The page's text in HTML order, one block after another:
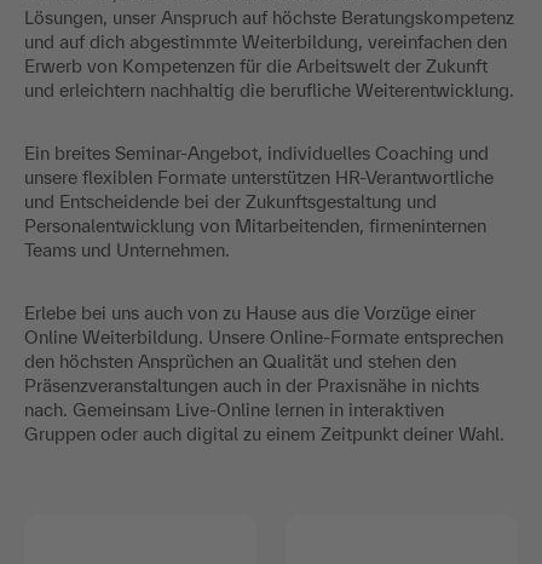
Lösungen, unser Anspruch auf höchste Beratungskompetenz
und auf dich abgestimmte Weiterbildung, vereinfachen den
Erwerb von Kompetenzen für die Arbeitswelt der Zukunft
und erleichtern nachhaltig die berufliche Weiterentwicklung.
Ein breites Seminar-Angebot, individuelles Coaching und
unsere flexiblen Formate unterstützen HR-Verantwortliche
und Entscheidende bei der Zukunftsgestaltung und
Personalentwicklung von Mitarbeitenden, firmeninternen
Teams und Unternehmen.
Erlebe bei uns auch von zu Hause aus die Vorzüge einer
Online Weiterbildung. Unsere Online-Formate entsprechen
den höchsten Ansprüchen an Qualität und stehen den
Präsenzveranstaltungen auch in der Praxisnähe in nichts
nach. Gemeinsam Live-Online lernen in interaktiven
Gruppen oder auch digital zu einem Zeitpunkt deiner Wahl.